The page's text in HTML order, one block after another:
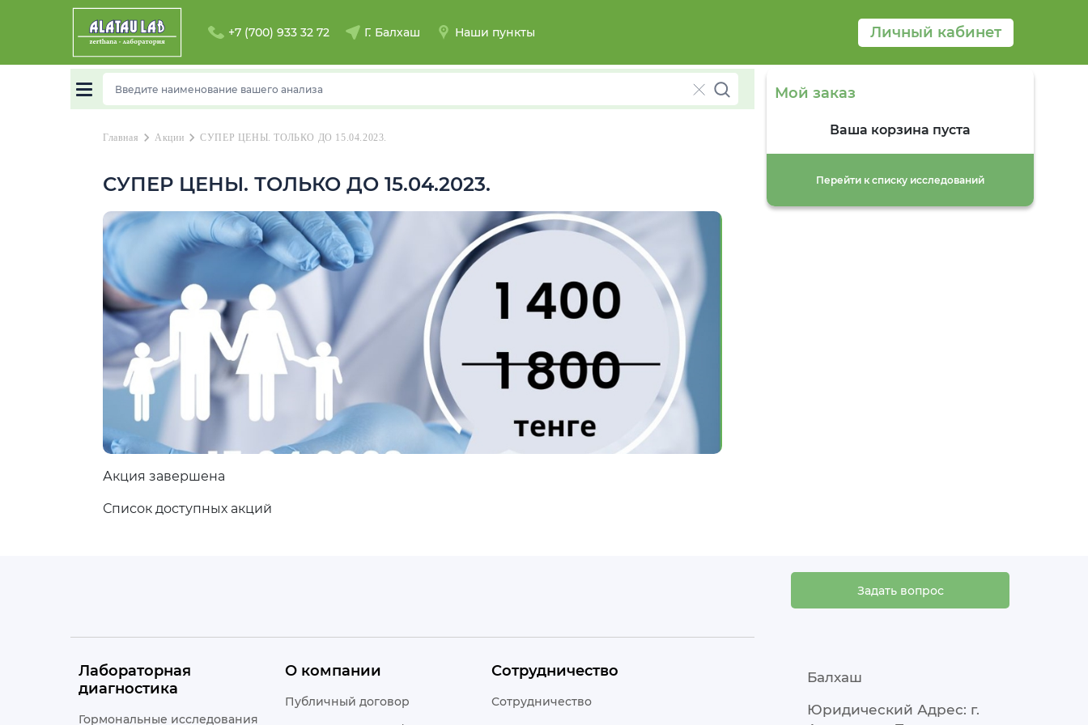
+7 (700) 933 32 72 Г. Балхаш Наши пункты Личный кабинет
Мой заказ
Ваша корзина пуста
Перейти к списку исследований
Главная chevron_rightАкции chevron_rightСУПЕР ЦЕНЫ. ТОЛЬКО ДО 15.04.2023.
СУПЕР ЦЕНЫ. ТОЛЬКО ДО 15.04.2023.
Акция завершена
Список доступных акций
Задать вопрос
Лабораторная
диагностика
Гормональные исследования
О компании
Публичный договор
Сотрудничество
Сотрудничество
Балхаш
Юридический Адрес: г.